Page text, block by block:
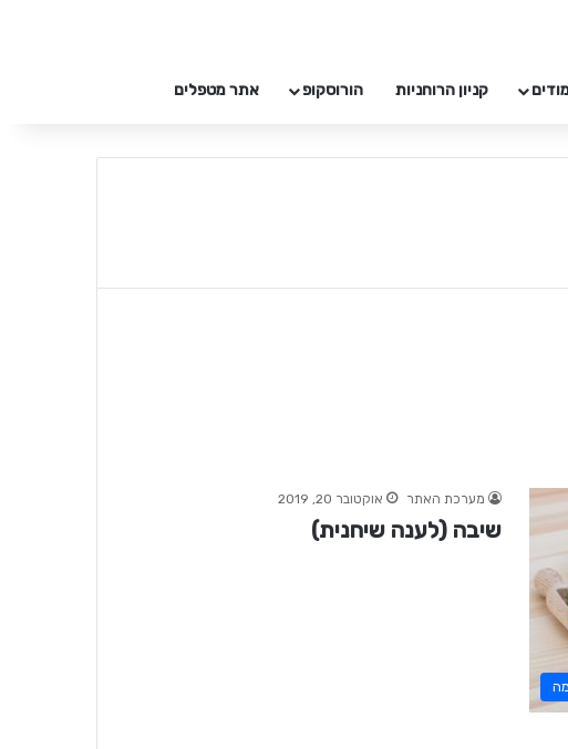
קניון הרוחניות הורוסקופ אתר מטפלים
מערכת האתר אוקטובר 20, 2019
שיבה (לענה שיחנית)